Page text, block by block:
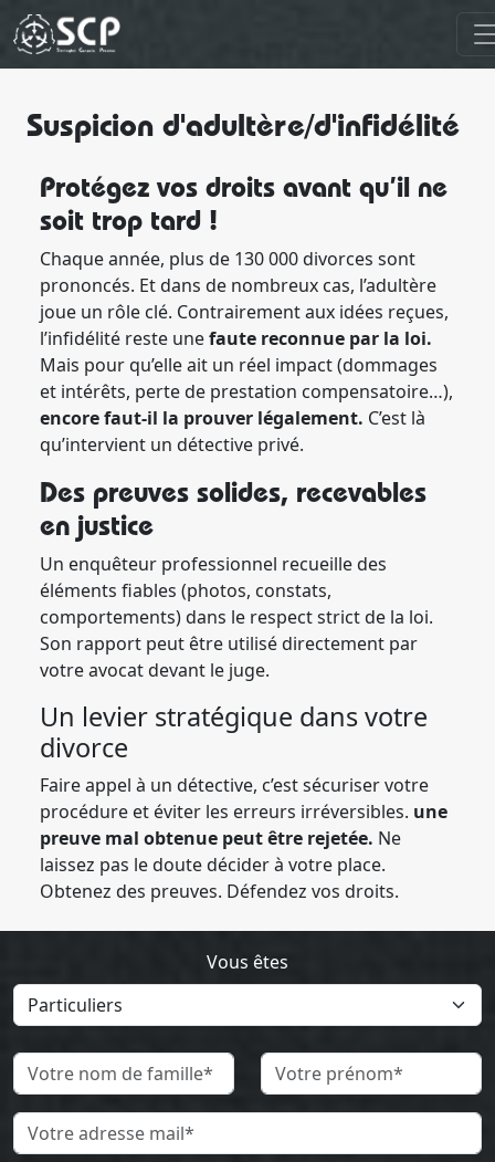
Suspicion d'adultère/d'infidélité
Protégez vos droits avant qu’il ne
soit trop tard !
Chaque année, plus de 130 000 divorces sont
prononcés. Et dans de nombreux cas, l’adultère
joue un rôle clé. Contrairement aux idées reçues,
l’infidélité reste unefaute reconnue par la loi.
Mais pour qu’elle ait un réel impact (dommages
et intérêts, perte de prestation compensatoire…),
encore faut-il la prouver légalement. C’est là
qu’intervient un détective privé.
Des preuves solides, recevables
en justice
Un enquêteur professionnel recueille des
éléments fiables (photos, constats,
comportements) dans le respect strict de la loi.
Son rapport peut être utilisé directement par
votre avocat devant le juge.
Un levier stratégique dans votre
divorce
Faire appel à un détective, c’est sécuriser votre
procédure et éviter les erreurs irréversibles. une
preuve mal obtenue peut être rejetée. Ne
laissez pas le doute décider à votre place.
Obtenez des preuves. Défendez vos droits.
Vous êtes